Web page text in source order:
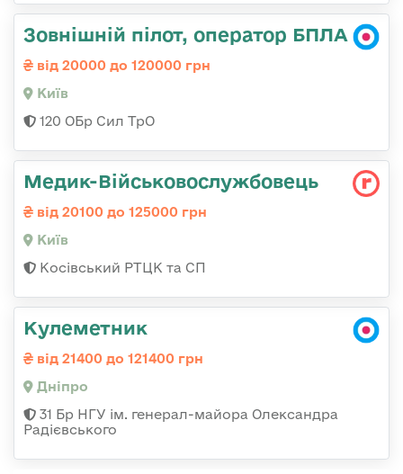
Зовнішній пілот, оператор БПЛА
від 20000 до 120000 грн
Київ
120 ОБр Сил ТрО
Медик-Військовослужбовець
від 20100 до 125000 грн
Київ
Косівський РТЦК та СП
Кулеметник
від 21400 до 121400 грн
Дніпро
31 Бр НГУ ім. генерал-майора Олександра
Радієвського